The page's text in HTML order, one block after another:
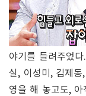
야기를 들려주었
실, 이성미, 김제
영을 해 놓고도,